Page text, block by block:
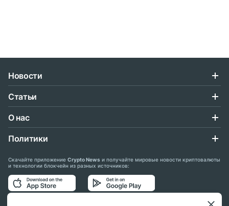
Новости
Статьи
О нас
Политики
Скачайте приложение Crypto News и получайте мировые новости криптовалюты
и технологии блокчейн из разных источников: